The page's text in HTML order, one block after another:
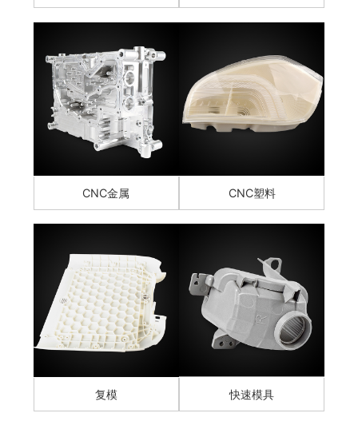
CNC金属 CNC塑料
复模 快速模具